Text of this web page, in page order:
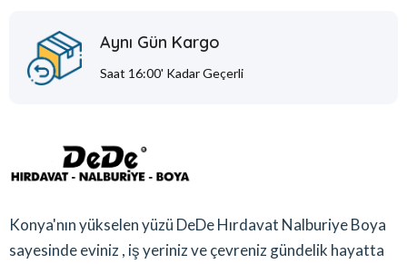
Aynı Gün Kargo
Saat 16:00' Kadar Geçerli
Konya'nın yükselen yüzü DeDe Hırdavat Nalburiye Boya
sayesinde eviniz , iş yeriniz ve çevreniz gündelik hayatta